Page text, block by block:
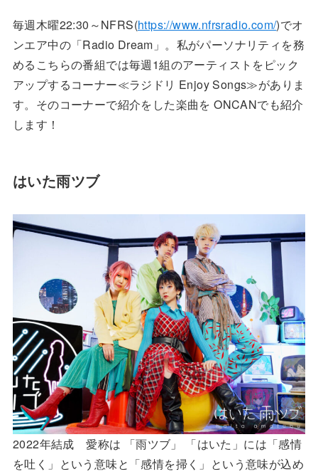
毎週木曜22:30～NFRS(https://www.nfrsradio.com/)でオ
ンエア中の「Radio Dream」。私がパーソナリティを務
めるこちらの番組では毎週1組のアーティストをピック
アップするコーナー≪ラジドリ Enjoy Songs≫がありま
す。そのコーナーで紹介をした楽曲を ONCANでも紹介
します！
はいた雨ツブ
2022年結成 愛称は 「雨ツブ」 「はいた」には「感情
を吐く」という意味と「感情を掃く」という意味が込め